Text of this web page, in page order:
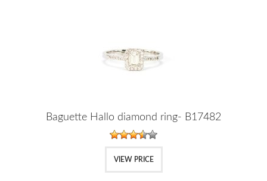
Baguette Hallo diamond ring- B17482
VIEW PRICE